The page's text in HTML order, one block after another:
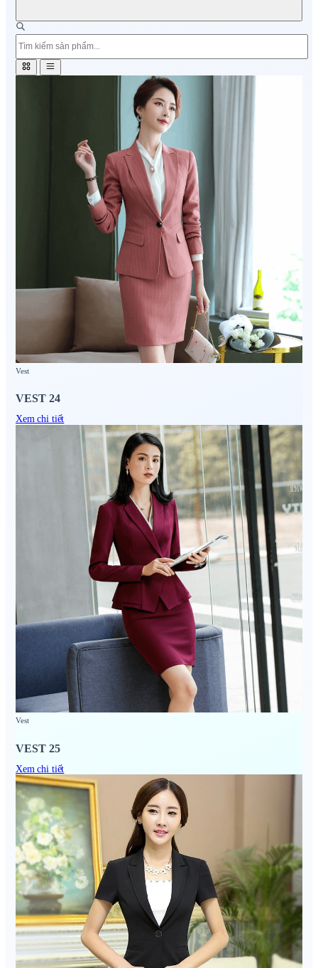
Vest
VEST 24
Xem chi tiết
Vest
VEST 25
Xem chi tiết